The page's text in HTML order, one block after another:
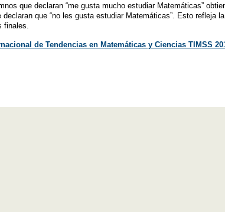
que declaran “me gusta mucho estudiar Matemáticas”
que “no les gusta estudiar Matemáticas”. Esto
finales.
de Tendencias en Matemáticas y Ciencias TIMSS